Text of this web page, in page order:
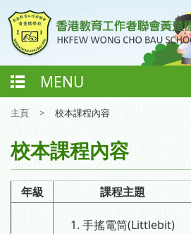
MENU
主頁 > 校本課程內容
校本課程內容
年級 課程主題
手搖電筒(Littlebit)